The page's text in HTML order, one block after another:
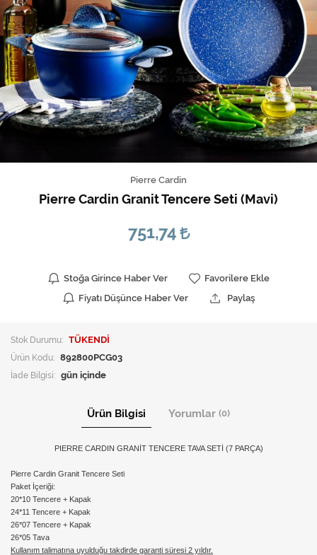
Pierre Cardin
Pierre Cardin Granit Tencere Seti (Mavi)
751,74
Stoğa Girince Haber Ver
Favorilere Ekle
Fiyatı Düşünce Haber Ver
Paylaş
Stok Durumu: TÜKENDİ
Ürün Kodu: 892800PCG03
İade Bilgisi:
Ürün Bilgisi Yorumlar (0)
PIERRE CARDIN GRANİT TENCERE TAVA SETİ (7 PARÇA)
Pierre Cardin Granit Tencere Seti
Paket İçeriği:
20*10 Tencere + Kapak
24*11 Tencere + Kapak
26*07 Tencere + Kapak
26*05 Tava
Kullanım talimatına uyulduğu takdirde garanti süresi 2 yıldır.